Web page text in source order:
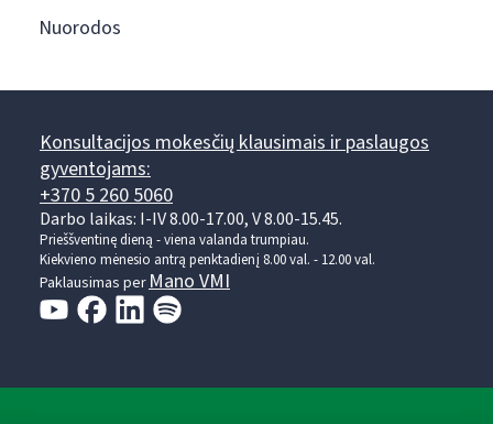
Nuorodos
Konsultacijos mokesčių klausimais ir paslaugos
gyventojams:
+370 5 260 5060
Darbo laikas: I-IV 8.00-17.00, V 8.00-15.45.
Prieššventinę dieną - viena valanda trumpiau.
Kiekvieno mėnesio antrą penktadienį 8.00 val. - 12.00 val.
Paklausimas perMano VMI